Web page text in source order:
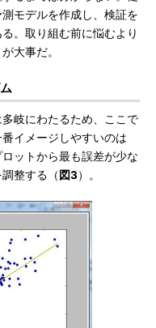
モデルを作成し、検証を
。取り組む前に悩むより
大事だ。
岐にわたるため、ここで
イメージしやすいのは
ットから最も誤差が少な
整する（ 図3）。